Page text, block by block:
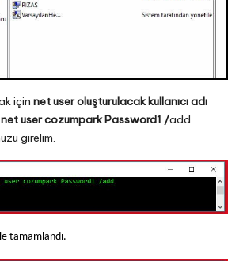
için net user oluşturulacak kullanıcı adı
net user cozumpark Password1 /add
girelim.
tamamlandı.